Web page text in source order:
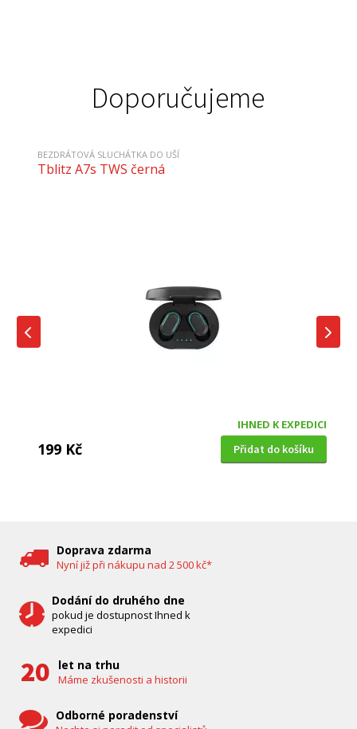
Doporučujeme
BEZDRÁTOVÁ SLUCHÁTKA DO UŠÍ
Tblitz A7s TWS černá
IHNED K EXPEDICI
199 Kč Přidat do košíku
Doprava zdarma
Nyní již při nákupu nad 2 500 kč*
Dodání do druhého dne
pokud je dostupnost Ihned k
expedici
let na trhu
Máme zkušenosti a historii
Odborné poradenství